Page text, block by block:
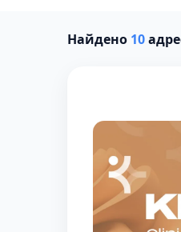
Найдено 10